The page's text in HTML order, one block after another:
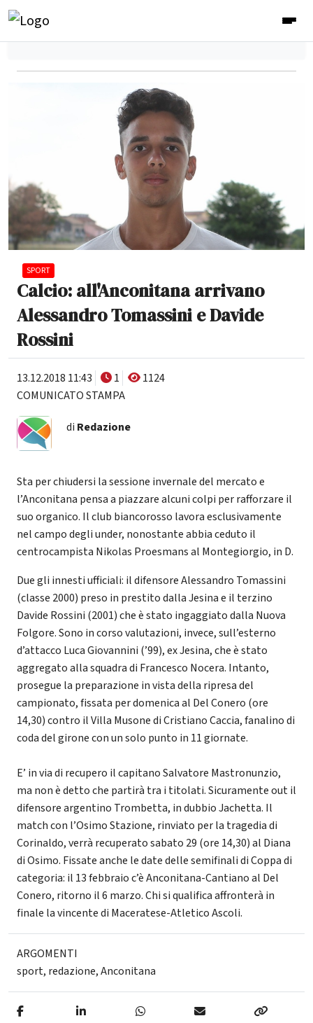
SPORT
Calcio: all'Anconitana arrivano
Alessandro Tomassini e Davide
Rossini
13.12.2018 11:43 1
1124
COMUNICATO STAMPA
di Redazione
Sta per chiudersi la sessione invernale del mercato e
l’Anconitana pensa a piazzare alcuni colpi per rafforzare il
suo organico. Il club biancorosso lavora esclusivamente
nel campo degli under, nonostante abbia ceduto il
centrocampista Nikolas Proesmans al Montegiorgio, in D.
Due gli innesti ufficiali: il difensore Alessandro Tomassini
(classe 2000) preso in prestito dalla Jesina e il terzino
Davide Rossini (2001) che è stato ingaggiato dalla Nuova
Folgore. Sono in corso valutazioni, invece, sull’esterno
d’attacco Luca Giovannini (’99), ex Jesina, che è stato
aggregato alla squadra di Francesco Nocera. Intanto,
prosegue la preparazione in vista della ripresa del
campionato, fissata per domenica al Del Conero (ore
14,30) contro il Villa Musone di Cristiano Caccia, fanalino di
coda del girone con un solo punto in 11 giornate.
E’ in via di recupero il capitano Salvatore Mastronunzio,
ma non è detto che partirà tra i titolati. Sicuramente out il
difensore argentino Trombetta, in dubbio Jachetta. Il
match con l’Osimo Stazione, rinviato per la tragedia di
Corinaldo, verrà recuperato sabato 29 (ore 14,30) al Diana
di Osimo. Fissate anche le date delle semifinali di Coppa di
categoria: il 13 febbraio c’è Anconitana-Cantiano al Del
Conero, ritorno il 6 marzo. Chi si qualifica affronterà in
finale la vincente di Maceratese-Atletico Ascoli.
ARGOMENTI
sport, redazione,Anconitana